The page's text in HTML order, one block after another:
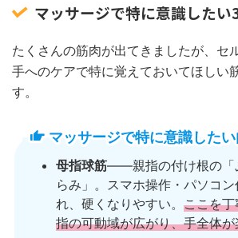
マッサージで特に意識したい
たくさんの筋肉が出てきましたが、セ
手へのケアで特に覚えておいてほしい
す。
マッサージで特に意識した
母指球筋——親指の付け根の「
らみ」。スマホ操作・パソコン
れ、硬くなりやすい。 ここを
指の可動域が広がり、手全体